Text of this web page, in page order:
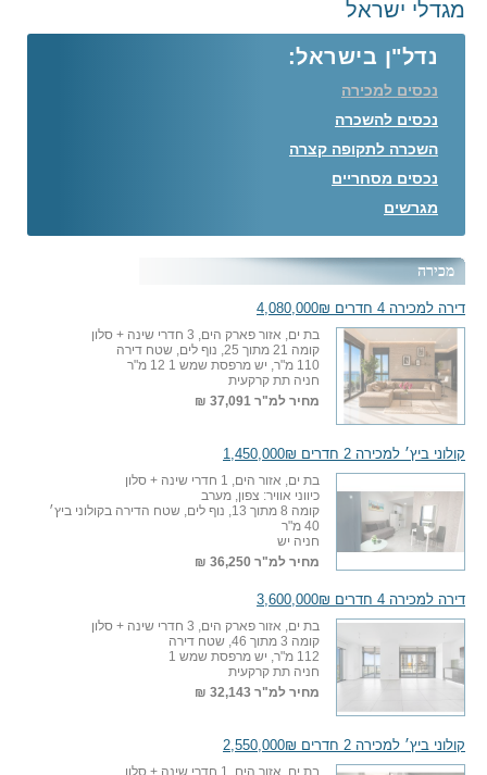
מגדלי ישראל
נדל"ן בישראל:
נכסים למכירה
נכסים להשכרה
השכרה לתקופה קצרה
נכסים מסחריים
מגרשים
מכירה
דירה למכירה 4 חדרים 4,080,000₪
בת ים, אזור פארק הים, 3 חדרי שינה + סלון
קומה 21 מתוך 25, נוף לים, שטח דירה
110 מ"ר, יש מרפסת שמש 1 12 מ"ר
חניה תת קרקעית
מחיר למ"ר 37,091 ₪
קולוני ביץ׳ למכירה 2 חדרים 1,450,000₪
בת ים, אזור הים, 1 חדרי שינה + סלון
כיווני אוויר: צפון, מערב
קומה 8 מתוך 13, נוף לים, שטח הדירה בקולוני ביץ׳
40 מ"ר
חניה יש
מחיר למ"ר 36,250 ₪
דירה למכירה 4 חדרים 3,600,000₪
בת ים, אזור פארק הים, 3 חדרי שינה + סלון
קומה 3 מתוך 46, שטח דירה
112 מ"ר, יש מרפסת שמש 1
חניה תת קרקעית
מחיר למ"ר 32,143 ₪
קולוני ביץ׳ למכירה 2 חדרים 2,550,000₪